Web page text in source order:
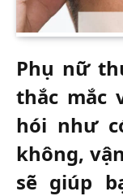
Phụ nữ
thắc mắc
hói như
không,
sẽ giúp